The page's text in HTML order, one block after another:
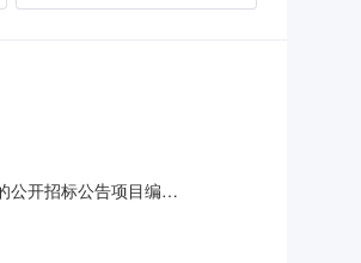
公开招标公告项目编